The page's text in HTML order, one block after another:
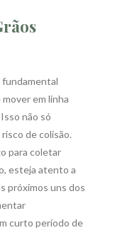
fundamental
em linha
não só
de colisão.
para coletar
esteja atento a
próximos uns dos
curto período de